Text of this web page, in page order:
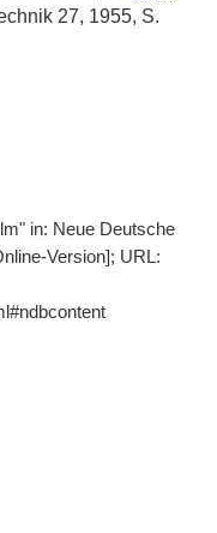
27, 1955, S.
in: Neue Deutsche
Version]; URL: